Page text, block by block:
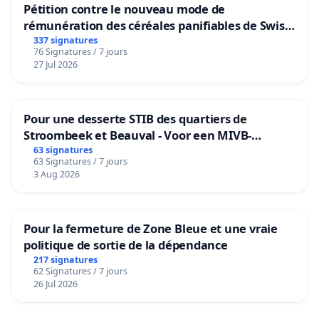
Pétition contre le nouveau mode de
rémunération des céréales panifiables de Swiss
granum basé sur la teneur en protéines
337 signatures
76 Signatures / 7 jours
27 Jul 2026
Pour une desserte STIB des quartiers de
Stroombeek et Beauval - Voor een MIVB-
bediening van de wijken Strombeek en Het
Voor
63 signatures
63 Signatures / 7 jours
3 Aug 2026
Pour la fermeture de Zone Bleue et une vraie
politique de sortie de la dépendance
217 signatures
62 Signatures / 7 jours
26 Jul 2026